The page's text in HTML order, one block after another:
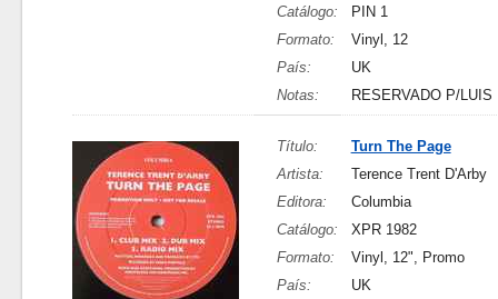
Catálogo:
PIN 1
Formato:
Vinyl, 12
País:
UK
Notas:
RESERVADO P/LUIS
Título:
Turn The Page
Artista:
Terence Trent D'Arby
Editora:
Columbia
Catálogo:
XPR 1982
Formato:
Vinyl, 12", Promo
País:
UK